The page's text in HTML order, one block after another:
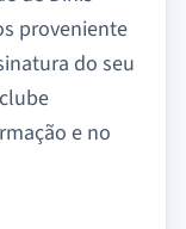
proveniente
do seu
e no